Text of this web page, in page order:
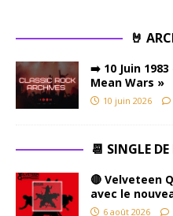
🤘
➡️ 10 Juin
Mean Wars »
10 juin 2026
📆 SINGLE
🔴 Velveteen
avec le
6 août 2026